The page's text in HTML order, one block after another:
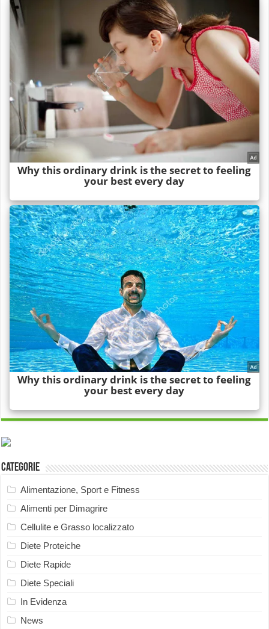
Categorie
Alimentazione, Sport e Fitness
Alimenti per Dimagrire
Cellulite e Grasso localizzato
Diete Proteiche
Diete Rapide
Diete Speciali
In Evidenza
News